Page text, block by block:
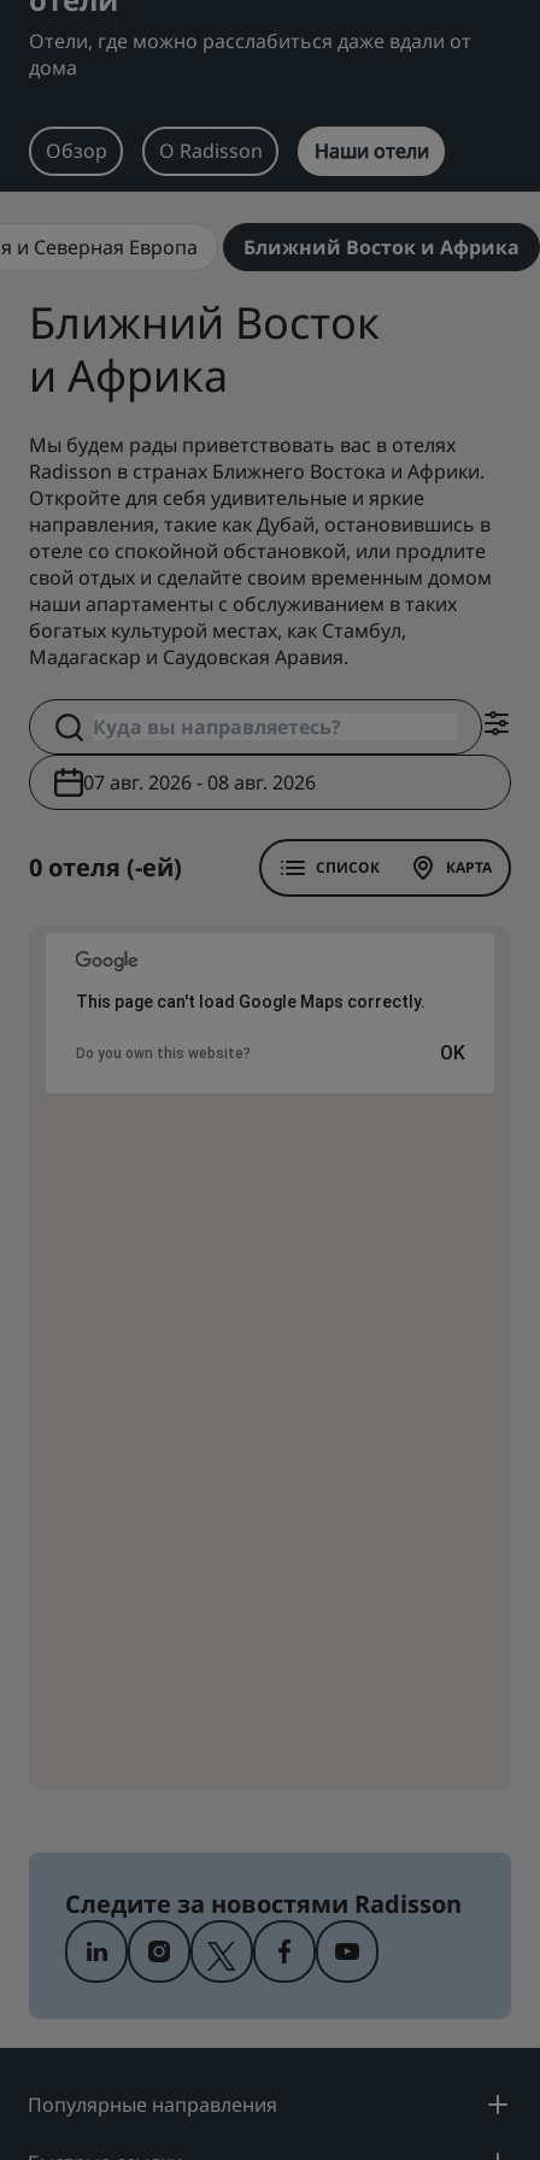
Park Plaza Park Inn by Radisson
Prize by Radisson Country Inn & Suites
Аффилированные бренды в Китае
Отели в центре города
Посетите наш блог
Отели, где можно расслабиться даже вдали от
дома
Обзор О Radisson Наши отели
и Северная Европа Ближний Восток и Африка
Ближний Восток
и Африка
Мы будем рады приветствовать вас в отелях
Radisson в странах Ближнего Востока и Африки.
Откройте для себя удивительные и яркие
направления, такие как Дубай, остановившись в
отеле со спокойной обстановкой, или продлите
свой отдых и сделайте своим временным домом
наши апартаменты с обслуживанием в таких
богатых культурой местах, как Стамбул,
Мадагаскар и Саудовская Аравия.
07 авг. 2026 - 08 авг. 2026
0 отеля (-ей) СПИСОК КАРТА
This page can't load Google Maps correctly.
Do you own this website? OK
Следите за новостями Radisson
Популярные направления